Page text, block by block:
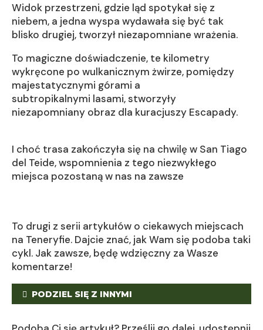
Widok przestrzeni, gdzie ląd spotykał się z
niebem, a jedna wyspa wydawała się być tak
blisko drugiej, tworzył niezapomniane wrażenia.
To magiczne doświadczenie, te kilometry
wykręcone po wulkanicznym żwirze, pomiędzy
majestatycznymi górami a
subtropikalnymi lasami, stworzyły
niezapomniany obraz dla kuracjuszy Escapady.
I choć trasa zakończyła się na chwilę w San Tiago
del Teide, wspomnienia z tego niezwykłego
miejsca pozostaną w nas na zawsze
To drugi z serii artykułów o ciekawych miejscach
na Teneryfie. Dajcie znać, jak Wam się podoba taki
cykl. Jak zawsze, będę wdzięczny za Wasze
komentarze!
PODZIEL SIĘ Z INNYMI